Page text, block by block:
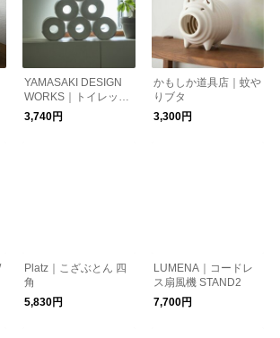
YAMASAKI DESIGN
WORKS｜トイレット
ペーパートレイ トリ
プル
3,740円
かもしか道具店｜蚊や
りブタ
3,300円
Platz｜こざぶとん 四
角
5,830円
LUMENA｜コードレ
ス扇風機 STAND2
7,700円